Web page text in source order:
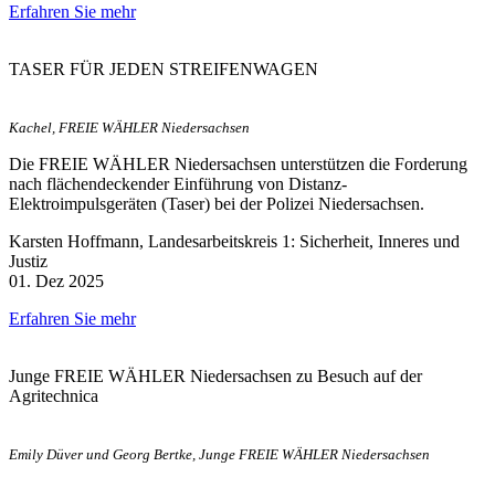
Erfahren Sie mehr
TASER FÜR JEDEN STREIFENWAGEN
Kachel, FREIE WÄHLER Niedersachsen
Die FREIE WÄHLER Niedersachsen unterstützen die Forderung
nach flächendeckender Einführung von Distanz-
Elektroimpulsgeräten (Taser) bei der Polizei Niedersachsen.
Karsten Hoffmann, Landesarbeitskreis 1: Sicherheit, Inneres und
Justiz
01. Dez 2025
Erfahren Sie mehr
Junge FREIE WÄHLER Niedersachsen zu Besuch auf der
Agritechnica
Emily Düver und Georg Bertke, Junge FREIE WÄHLER Niedersachsen